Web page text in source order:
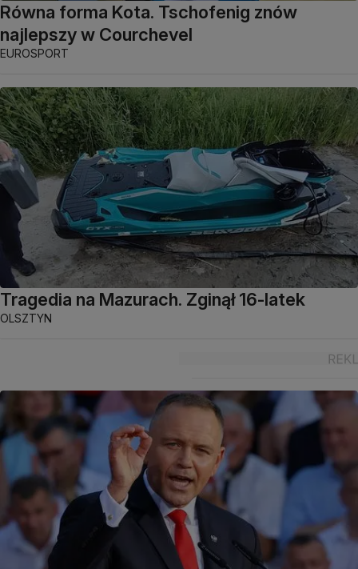
Równa forma Kota. Tschofenig znów
najlepszy w Courchevel
EUROSPORT
Tragedia na Mazurach. Zginął 16-latek
OLSZTYN